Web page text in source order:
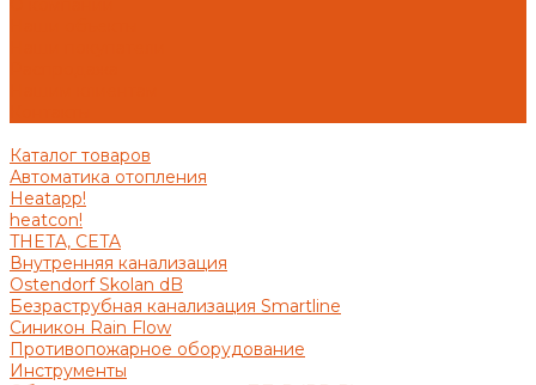
Каталог товаров
Автоматика отопления
Heatapp!
heatcon!
THETA, CETA
Внутренняя канализация
Ostendorf Skolan dB
Безраструбная канализация Smartline
Синикон Rain Flow
Противопожарное оборудование
Инструменты